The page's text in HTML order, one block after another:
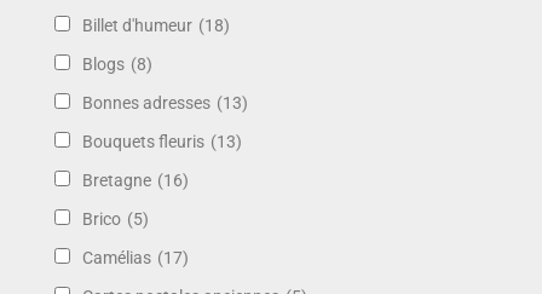
Billet d'humeur (18)
Blogs (8)
Bonnes adresses (13)
Bouquets fleuris (13)
Bretagne (16)
Brico (5)
Camélias (17)